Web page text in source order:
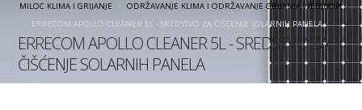
MILOC KLIMA I GRIJANJE
ODRŽAVANJE KLIMA I ODRŽAVANJE GRIJANJA WEBSHOP
ERRECOM APOLLO CLEANER 5L - SREDSTVO ZA ČIŠĆENJE SOLARNIH PANELA
ERRECOM APOLLO CLEANER 5L - SREDSTVO ZA
ČIŠĆENJE SOLARNIH PANELA